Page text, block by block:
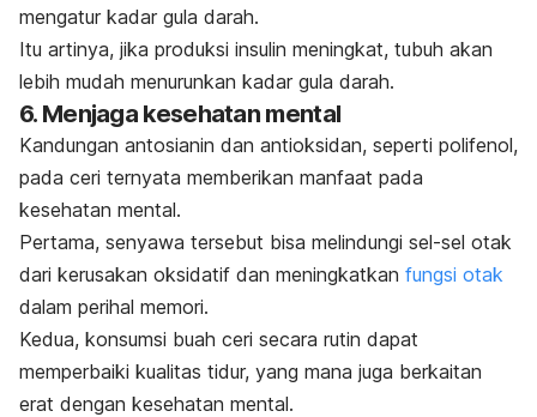
mengatur kadar gula darah.
Itu artinya, jika produksi insulin meningkat, tubuh akan
lebih mudah menurunkan kadar gula darah.
6. Menjaga kesehatan mental
Kandungan antosianin dan antioksidan, seperti polifenol,
pada ceri ternyata memberikan manfaat pada
kesehatan mental.
Pertama, senyawa tersebut bisa melindungi sel-sel otak
dari kerusakan oksidatif dan meningkatkan fungsi otak
dalam perihal memori.
Kedua, konsumsi buah ceri secara rutin dapat
memperbaiki kualitas tidur, yang mana juga berkaitan
erat dengan kesehatan mental.